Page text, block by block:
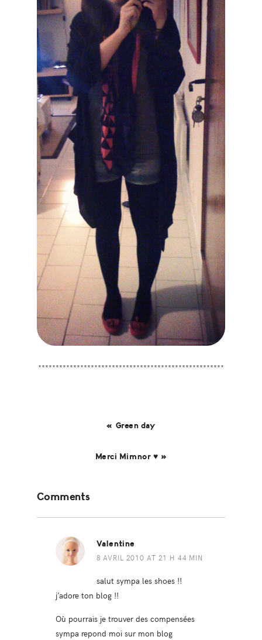
*****************************************************
« Green day
Merci Mimnor ♥ »
Interactions
Comments
Valentine
8 AVRIL 2010 AT 21 H 44 MIN
salut sympa les shoes !!
j’adore ton blog !!
Où pourrais je trouver des compensées
sympa repond moi sur mon blog